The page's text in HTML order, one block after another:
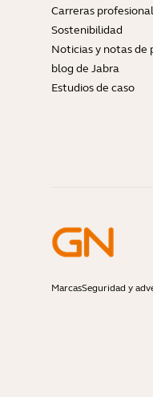
Carreras
Sostenibilidad
Noticias y notas de
blog de Jabra
Estudios de caso
MarcasSeguridad y